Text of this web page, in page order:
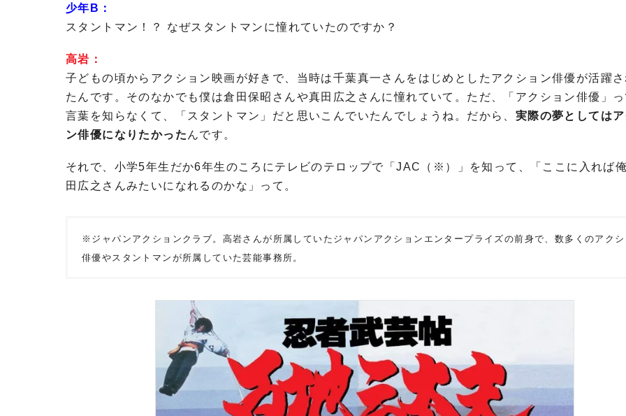
少年B：
スタントマン！？ なぜスタントマンに憧れていたのですか？
高岩：
子どもの頃からアクション映画が好きで、当時は千葉真一さんをはじめとしたアクション俳優が活躍さ
たんです。そのなかでも僕は倉田保昭さんや真田広之さんに憧れていて。ただ、「アクション俳優」っ
言葉を知らなくて、「スタントマン」だと思いこんでいたんでしょうね。だから、 実際の夢としてはア
ン俳優になりたかった んです。
それで、小学5年生だか6年生のころにテレビのテロップで「JAC（※）」を知って、「ここに入れば
田広之さんみたいになれるのかな」って。
※ジャパンアクションクラブ。高岩さんが所属していたジャパンアクションエンタープライズの前身で、数多くのアクシ
俳優やスタントマンが所属していた芸能事務所。